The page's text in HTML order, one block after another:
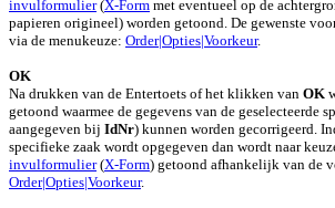
invulformulier(X-Form met eventueel op de
papieren origineel) worden getoond. De gewenste
via de menukeuze: Order|Opties|Voorkeur.
OK
Na drukken van de Entertoets of het klikken van OK
getoond waarmee de gegevens van de geselecteerde
aangegeven bij IdNr) kunnen worden gecorrigeerd.
specifieke zaak wordt opgegeven dan wordt naar
invulformulier(X-Form) getoond afhankelijk van de
Order|Opties|Voorkeur.